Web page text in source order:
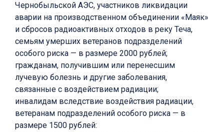
Чернобыльской АЭС, участников ликвидации
аварии на производственном объединении «Маяк»
и сбросов радиоактивных отходов в реку Теча,
семьям умерших ветеранов подразделений
особого риска — в размере 2000 рублей;
гражданам, получившим или перенесшим
лучевую болезнь и другие заболевания,
связанные с воздействием радиации;
инвалидам вследствие воздействия радиации,
ветеранам подразделений особого риска — в
размере 1500 рублей: